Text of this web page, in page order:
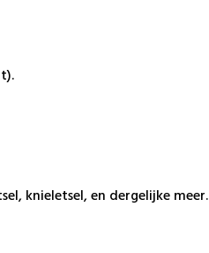
knieletsel, en dergelijke meer.